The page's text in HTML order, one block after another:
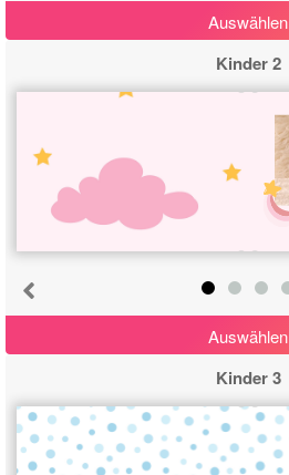
Auswählen
Kinder 2
Auswählen
Kinder 3